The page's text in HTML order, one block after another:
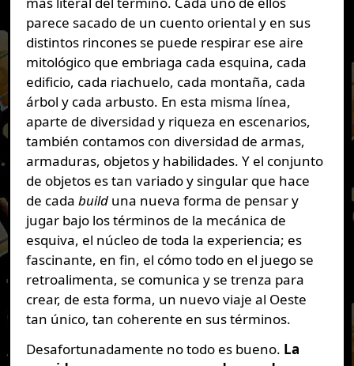
parece sacado de un cuento oriental y en sus
distintos rincones se puede respirar ese aire
mitológico que embriaga cada esquina, cada
edificio, cada riachuelo, cada montaña, cada
árbol y cada arbusto. En esta misma línea,
aparte de diversidad y riqueza en escenarios,
también contamos con diversidad de armas,
armaduras, objetos y habilidades. Y el conjunto
de objetos es tan variado y singular que hace
de cada builduna nueva forma de pensar y
jugar bajo los términos de la mecánica de
esquiva, el núcleo de toda la experiencia; es
fascinante, en fin, el cómo todo en el juego se
retroalimenta, se comunica y se trenza para
crear, de esta forma, un nuevo viaje al Oeste
tan único, tan coherente en sus términos.
Desafortunadamente no todo es bueno. La